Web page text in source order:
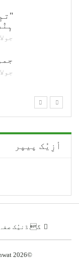
جولائی
جولائی
أزِیُک پیپر
گ.ڈنیُک
©2026 Daily Kahwat - جميع الحقوق محفوظة.